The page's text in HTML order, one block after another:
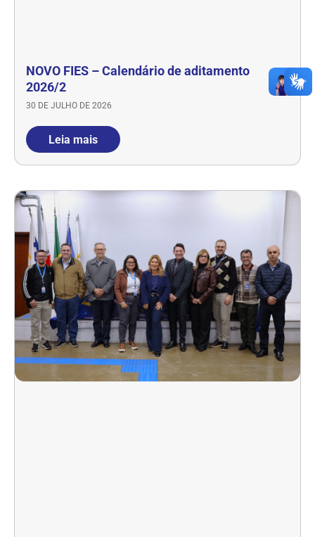
NOVO FIES – Calendário de aditamento
2026/2
30 DE JULHO DE 2026
Leia mais